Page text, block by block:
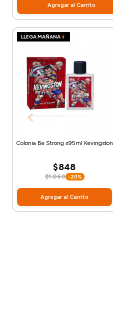
Agregar al Carrito
LLEGA MAÑANA
Colonia Be Strong x95ml Kevingston
$848
$1.060 -20%
Agregar al Carrito